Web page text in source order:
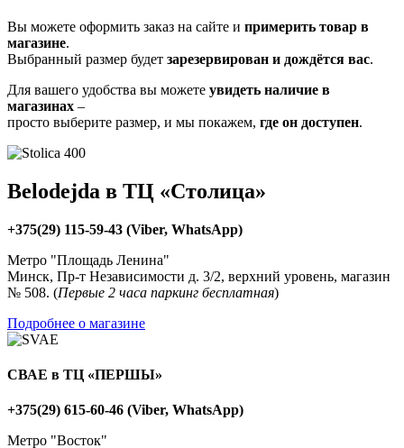
Вы можете оформить заказ на сайте и примерить товар в
магазине.
Выбранный размер будет зарезервирован и дождётся вас.
Для вашего удобства вы можете увидеть наличие в
магазинах –
просто выберите размер, и мы покажем, где он доступен.
Belodejda в ТЦ «Столица»
+375(29) 115-59-43 (Viber, WhatsApp)
Метро "Площадь Ленина"
Минск, Пр-т Независимости д. 3/2, верхний уровень, магазин
№ 508. (Первые 2 часа паркинг бесплатная)
Подробнее о магазине
СВАЕ в ТЦ «ПЕРШЫ»
+375(29) 615-60-46 (Viber, WhatsApp)
Метро "Восток"